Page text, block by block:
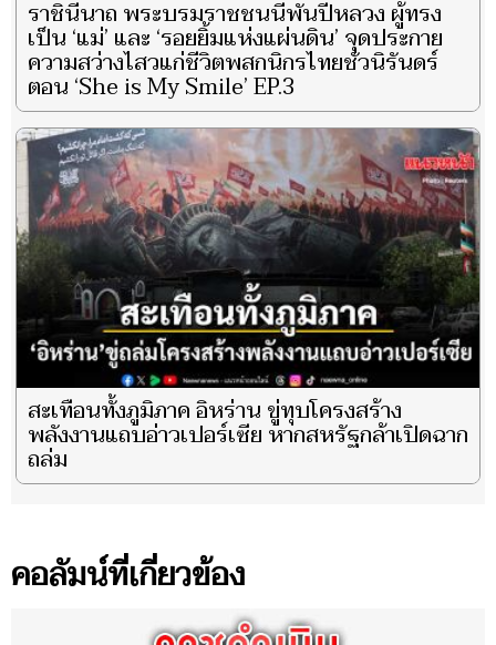
ราชินีนาถ พระบรมราชชนนีพันปีหลวง ผู้ทรง
เป็น ‘แม่’ และ ‘รอยยิ้มแห่งแผ่นดิน’ จุดประกาย
ความสว่างไสวแก่ชีวิตพสกนิกรไทยชั่วนิรันดร์
ตอน ‘She is My Smile’ EP.3
สะเทือนทั้งภูมิภาค อิหร่าน ขู่ทุบโครงสร้าง
พลังงานแถบอ่าวเปอร์เซีย หากสหรัฐกล้าเปิดฉาก
ถล่ม
คอลัมน์ที่เกี่ยวข้อง